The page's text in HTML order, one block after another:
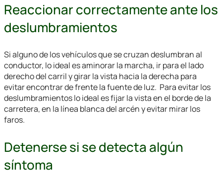
Reaccionar correctamente ante los
deslumbramientos
Si alguno de los vehículos que se cruzan deslumbran al
conductor, lo ideal es aminorar la marcha, ir para el lado
derecho del carril y girar la vista hacia la derecha para
evitar encontrar de frente la fuente de luz. Para evitar los
deslumbramientos lo ideal es fijar la vista en el borde de la
carretera, en la línea blanca del arcén y evitar mirar los
faros.
Detenerse si se detecta algún
síntoma